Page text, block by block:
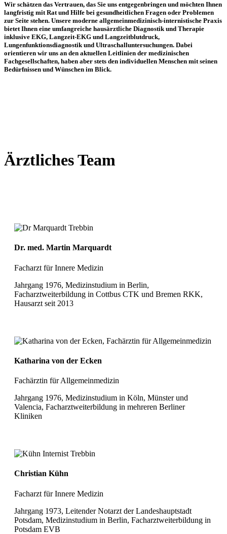
Wir schätzen das Vertrauen, das Sie uns entgegenbringen und möchten Ihnen
langfristig mit Rat und Hilfe bei gesundheitlichen Fragen oder Problemen
zur Seite stehen. Unsere moderne allgemeinmedizinisch-internistische Praxis
bietet Ihnen eine umfangreiche hausärztliche Diagnostik und Therapie
inklusive EKG, Langzeit-EKG und Langzeitblutdruck,
Lungenfunktionsdiagnostik und Ultraschalluntersuchungen. Dabei
orientieren wir uns an den aktuellen Leitlinien der medizinischen
Fachgesellschaften, haben aber stets den individuellen Menschen mit seinen
Bedürfnissen und Wünschen im Blick.
Ärztliches Team
Dr. med. Martin Marquardt
Facharzt für Innere Medizin
Jahrgang 1976, Medizinstudium in Berlin,
Facharztweiterbildung in Cottbus CTK und Bremen RKK,
Hausarzt seit 2013
Katharina von der Ecken
Fachärztin für Allgemeinmedizin
Jahrgang 1976, Medizinstudium in Köln, Münster und
Valencia, Facharztweiterbildung in mehreren Berliner
Kliniken
Christian Kühn
Facharzt für Innere Medizin
Jahrgang 1973, Leitender Notarzt der Landeshauptstadt
Potsdam, Medizinstudium in Berlin, Facharztweiterbildung in
Potsdam EVB